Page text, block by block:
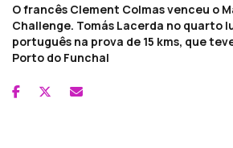
O francês Clement Colmas venceu o
Challenge. Tomás Lacerda no quarto
português na prova de 15 kms, que
Porto do Funchal